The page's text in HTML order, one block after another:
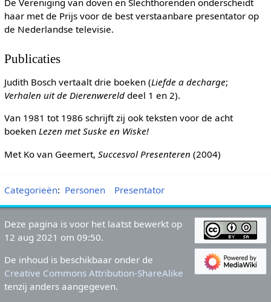
De Vereniging van doven en Slechthorenden onderscheidt
haar met de Prijs voor de best verstaanbare presentator op
de Nederlandse televisie.
Publicaties
Judith Bosch vertaalt drie boeken (Liefde a decharge;
Verhalen uit de Dierenwerelddeel 1 en 2).
Van 1981 tot 1986 schrijft zij ook teksten voor de acht
boeken Lezen met Suske en Wiske!
Met Ko van Geemert, Succesvol Presenteren (2004)
Categorieën: Personen Presentator
Deze pagina is voor het laatst bewerkt op
12 aug 2021 om 09:50.
De inhoud is beschikbaar onder de
Creative Commons Attribution-ShareAlike
tenzij anders aangegeven.